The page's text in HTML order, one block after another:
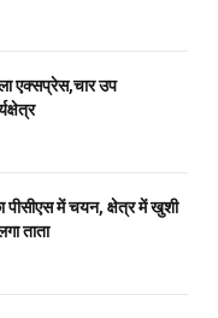
एक्सप्रेस,चार उप
पीसीएस में चयन, क्षेत्र में खुशी
ताता